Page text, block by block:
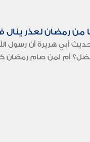
من رمضان لعذر
أبي هريرة أن رسول
أم لمن صام رمضان